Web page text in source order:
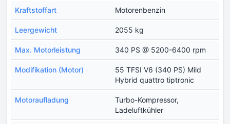
Kraftstoffart Motorenbenzin
Leergewicht 2055 kg
Max. Motorleistung 340 PS @ 5200-6400 rpm
Modifikation (Motor)
55 TFSI V6 (340 PS) Mild
Hybrid quattro tiptronic
Motoraufladung
Turbo-Kompressor,
Ladeluftkühler